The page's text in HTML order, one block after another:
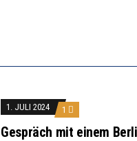
1. JULI 2024 1
Gespräch mit einem